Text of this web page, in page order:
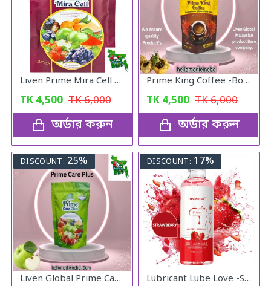
Liven Prime Mira Cell Triple Stem Cell Botanical Beverage - Apple, Grape & Strawberry Stem Cells with Vitamin C (15 Sachets)
TK 4,500 TK6,000
অর্ডার করুন
Prime King Coffee -Boost Your Stamina
TK 4,500 TK6,000
অর্ডার করুন
DISCOUNT: 25%
Liven Global Prime CarePlus Apple Stem Cell & Blackcurrant Collagen Drink Mix with Mixberries Extract and Vitamin C (20 Sachets)
DISCOUNT: 17%
Lubricant Lube Love -Stroberry Gel